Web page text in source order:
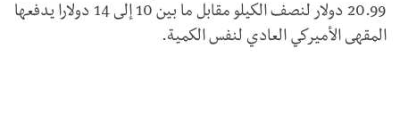
20.99 دولار لنصف الكيلو مقابل ما بين 10 إلى 14 دولارا يدفعها
المقهى الأميركي العادي لنفس الكمية.